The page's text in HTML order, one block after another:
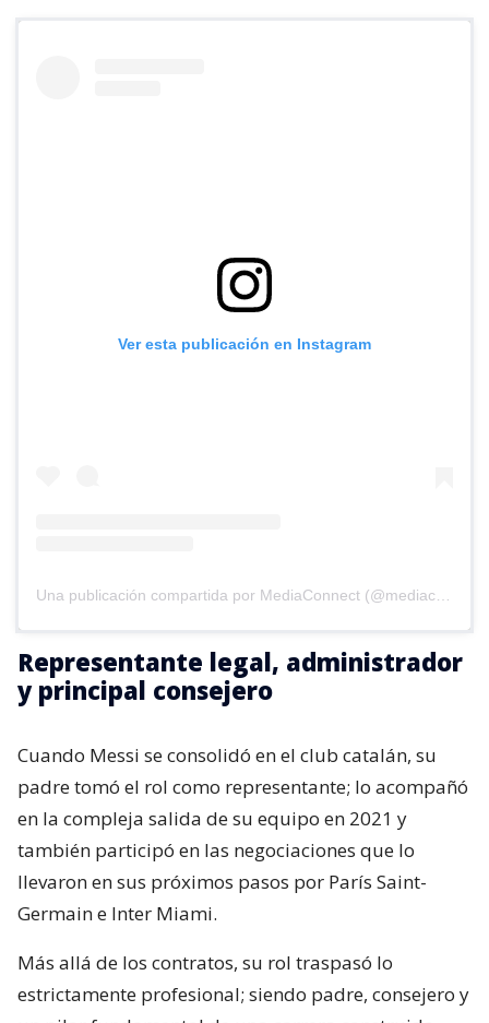
Ver esta publicación en Instagram
Representante legal, administrador
y principal consejero
Cuando Messi se consolidó en el club catalán, su
padre tomó el rol como representante; lo acompañó
en la compleja salida de su equipo en 2021 y
también participó en las negociaciones que lo
llevaron en sus próximos pasos por París Saint-
Germain e Inter Miami.
Más allá de los contratos, su rol traspasó lo
estrictamente profesional; siendo padre, consejero y